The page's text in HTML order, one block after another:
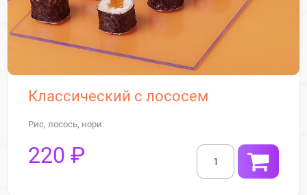
Классический с лососем
Рис, лосось, нори.
220 ₽